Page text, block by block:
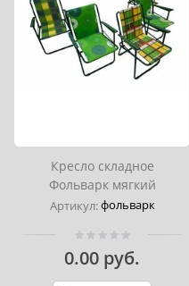
Кресло складное
Фольварк мягкий
Артикул:фольварк
0.00 руб.